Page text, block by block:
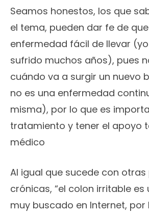
Seamos honestos, los que
el tema, pueden dar fe de
enfermedad fácil de llevar
sufrido muchos años), pues
cuándo va a surgir un nuevo
no es una enfermedad
misma), por lo que es
tratamiento y tener el apoyo
médico
Al igual que sucede con
crónicas, “el colon irritable
muy buscado en Internet, por